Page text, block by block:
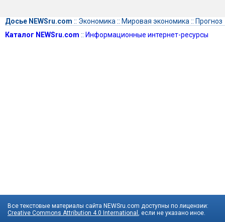
Досье NEWSru.com :: Экономика :: Мировая экономика :: Прогноз
Каталог NEWSru.com :: Информационные интернет-ресурсы
Все текстовые материалы сайта NEWSru.com доступны по лицензии:
Creative Commons Attribution 4.0 International
, если не указано иное.